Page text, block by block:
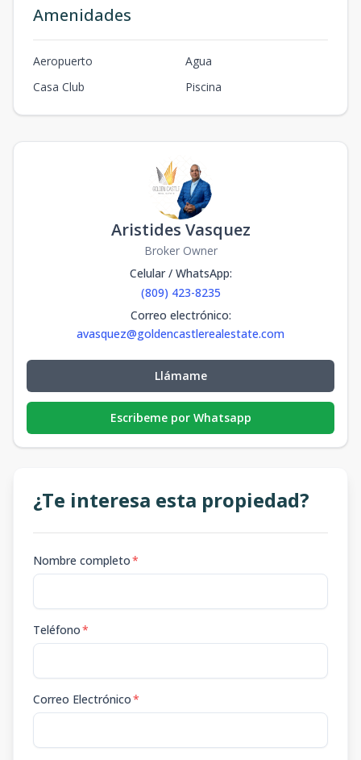
Amenidades
Aeropuerto
Agua
Casa Club
Piscina
Aristides Vasquez
Broker Owner
Celular / WhatsApp:
(809) 423-8235
Correo electrónico:
avasquez@goldencastlerealestate.com
Llámame
Escribeme por Whatsapp
¿Te interesa esta propiedad?
Nombre completo*
Teléfono*
Correo Electrónico*